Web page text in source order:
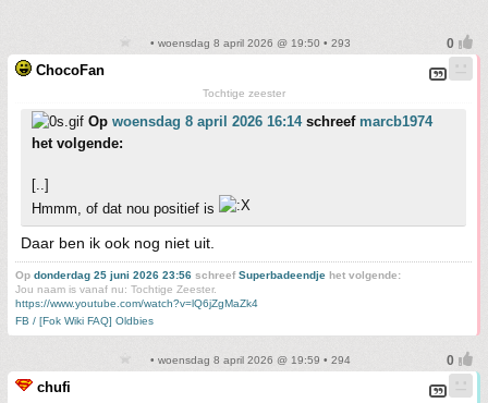
• woensdag 8 april 2026 @ 19:50 • 293
ChocoFan
Tochtige zeester
Op woensdag 8 april 2026 16:14schreef marcb1974
het volgende:
[..]
Hmmm, of dat nou positief is
Daar ben ik ook nog niet uit.
Op donderdag 25 juni 2026 23:56 schreefSuperbadeendje het volgende:
Jou naam is vanaf nu: Tochtige Zeester.
https://www.youtube.com/watch?v=lQ6jZgMaZk4
FB / [Fok Wiki FAQ] Oldbies
• woensdag 8 april 2026 @ 19:59 • 294
chufi